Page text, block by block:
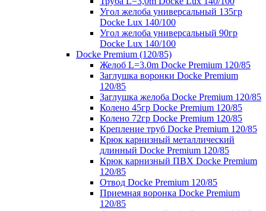
Угол желоба универсальный 135гр
Docke Lux 140/100
Угол желоба универсальный 90гр
Docke Lux 140/100
Docke Premium (120/85)
Желоб L=3.0m Docke Premium 120/85
Заглушка воронки Docke Premium
120/85
Заглушка желоба Docke Premium 120/85
Колено 45гр Docke Premium 120/85
Колено 72гр Docke Premium 120/85
Крепление труб Docke Premium 120/85
Крюк карнизный металлический
длинный Docke Premium 120/85
Крюк карнизный ПВХ Docke Premium
120/85
Отвод Docke Premium 120/85
Приемная воронка Docke Premium
120/85